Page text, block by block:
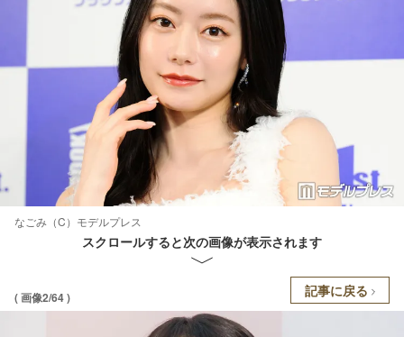
なごみ（C）モデルプレス
スクロールすると次の画像が表示されます
( 画像2/64 ) 記事に戻る